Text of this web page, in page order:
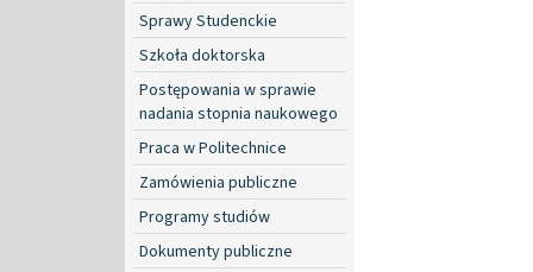
Sprawy Studenckie
Szkoła doktorska
Postępowania w sprawie
nadania stopnia naukowego
Praca w Politechnice
Zamówienia publiczne
Programy studiów
Dokumenty publiczne